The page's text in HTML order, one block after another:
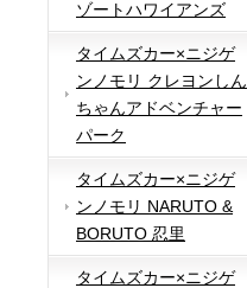
ゾートハワイアンズ
タイムズカー×ニジゲ
ンノモリ クレヨンしん
ちゃんアドベンチャー
パーク
タイムズカー×ニジゲ
ンノモリ NARUTO &
BORUTO 忍里
タイムズカー×ニジゲ